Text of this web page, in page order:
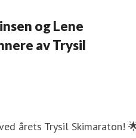
og Lene
av Trysil
årets Trysil Skimaraton!